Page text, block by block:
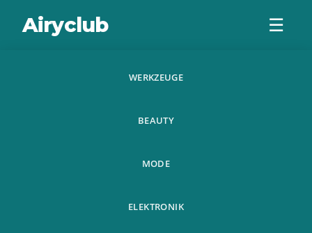
Airyclub ☰
WERKZEUGE
BEAUTY
MODE
ELEKTRONIK
Spielzeug 12 Zoll
Lcd Schreibtafel